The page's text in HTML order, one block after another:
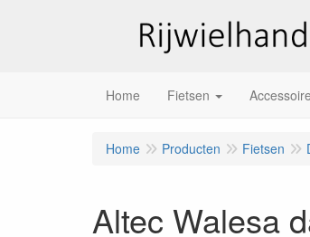
Home Fietsen
Home Producten Fietsen
Altec Walesa